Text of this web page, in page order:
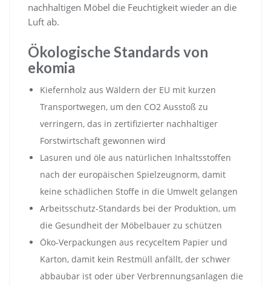
nachhaltigen Möbel die Feuchtigkeit wieder an die
Luft ab.
Ökologische Standards von
ekomia
Kiefernholz aus Wäldern der EU mit kurzen
Transportwegen, um den CO2 Ausstoß zu
verringern, das in zertifizierter nachhaltiger
Forstwirtschaft gewonnen wird
Lasuren und öle aus natürlichen Inhaltsstoffen
nach der europäischen Spielzeugnorm, damit
keine schädlichen Stoffe in die Umwelt gelangen
Arbeitsschutz-Standards bei der Produktion, um
die Gesundheit der Möbelbauer zu schützen
Öko-Verpackungen aus recyceltem Papier und
Karton, damit kein Restmüll anfällt, der schwer
abbaubar ist oder über Verbrennungsanlagen die